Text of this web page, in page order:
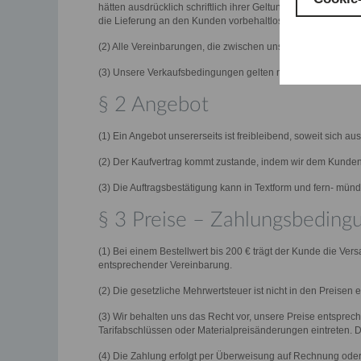
hätten ausdrücklich schriftlich ihrer Geltung zugestimmt.
die Lieferung an den Kunden vorbehaltlos ausführen.
(2) Alle Vereinbarungen, die zwischen uns und dem
(3) Unsere Verkaufsbedingungen gelten nur gegenüber
§ 2 Angebot
(1) Ein Angebot unsererseits ist freibleibend, soweit sich
(2) Der Kaufvertrag kommt zustande, indem wir dem
(3) Die Auftragsbestätigung kann in Textform und fern-
§ 3 Preise –
(1) Bei einem Bestellwert bis 200 € trägt der Kunde die
entsprechender Vereinbarung.
(2) Die gesetzliche Mehrwertsteuer ist nicht in den
(3) Wir behalten uns das Recht vor, unsere Preise
Tarifabschlüssen oder Materialpreisänderungen eintreten.
(4) Die Zahlung erfolgt per Überweisung auf Rechnung